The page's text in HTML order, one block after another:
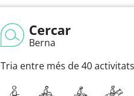
Cercar
Berna
Tria entre més de 40